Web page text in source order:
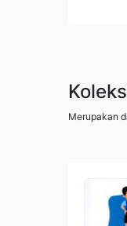
Merupakan